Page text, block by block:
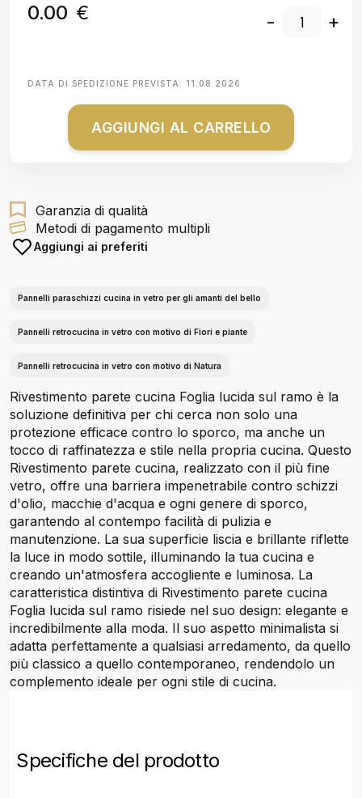
0.00 € - +
DATA DI SPEDIZIONE PREVISTA: 11.08.2026
AGGIUNGI AL CARRELLO
Garanzia di qualità
Metodi di pagamento multipli
Aggiungi ai preferiti
Pannelli paraschizzi cucina in vetro per gli amanti del bello
Pannelli retrocucina in vetro con motivo di Fiori e piante
Pannelli retrocucina in vetro con motivo di Natura
Rivestimento parete cucina Foglia lucida sul ramo è la
soluzione definitiva per chi cerca non solo una
protezione efficace contro lo sporco, ma anche un
tocco di raffinatezza e stile nella propria cucina. Questo
Rivestimento parete cucina, realizzato con il più fine
vetro, offre una barriera impenetrabile contro schizzi
d'olio, macchie d'acqua e ogni genere di sporco,
garantendo al contempo facilità di pulizia e
manutenzione. La sua superficie liscia e brillante riflette
la luce in modo sottile, illuminando la tua cucina e
creando un'atmosfera accogliente e luminosa. La
caratteristica distintiva di Rivestimento parete cucina
Foglia lucida sul ramo risiede nel suo design: elegante e
incredibilmente alla moda. Il suo aspetto minimalista si
adatta perfettamente a qualsiasi arredamento, da quello
più classico a quello contemporaneo, rendendolo un
complemento ideale per ogni stile di cucina.
Specifiche del prodotto